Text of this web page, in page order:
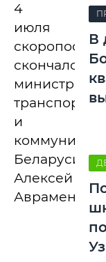
4
июля
скончался
министр
транспорта
и
Беларуси
Алексей
Авраменко.
В